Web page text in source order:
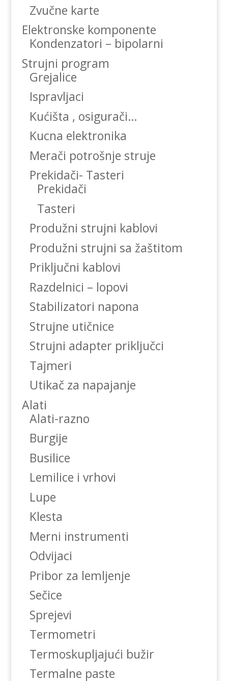
Zvučne karte
Elektronske komponente
Kondenzatori – bipolarni
Strujni program
Grejalice
Ispravljaci
Kućišta , osigurači…
Kucna elektronika
Merači potrošnje struje
Prekidači- Tasteri
Prekidači
Tasteri
Produžni strujni kablovi
Produžni strujni sa žaštitom
Priključni kablovi
Razdelnici – lopovi
Stabilizatori napona
Strujne utičnice
Strujni adapter priključci
Tajmeri
Utikač za napajanje
Alati
Alati-razno
Burgije
Busilice
Lemilice i vrhovi
Lupe
Klesta
Merni instrumenti
Odvijaci
Pribor za lemljenje
Sečice
Sprejevi
Termometri
Termoskupljajući bužir
Termalne paste